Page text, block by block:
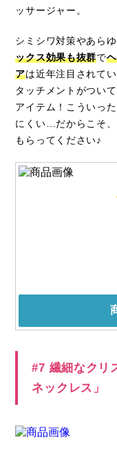
ッサージャー。
シミシワ対策やあら
ックス効果も抜群で
アは近年注目されて
タッチメントがつい
アイテム！こういっ
にくい…だからこそ
もらってください♪
#7 繊細なクリ
ネックレス」